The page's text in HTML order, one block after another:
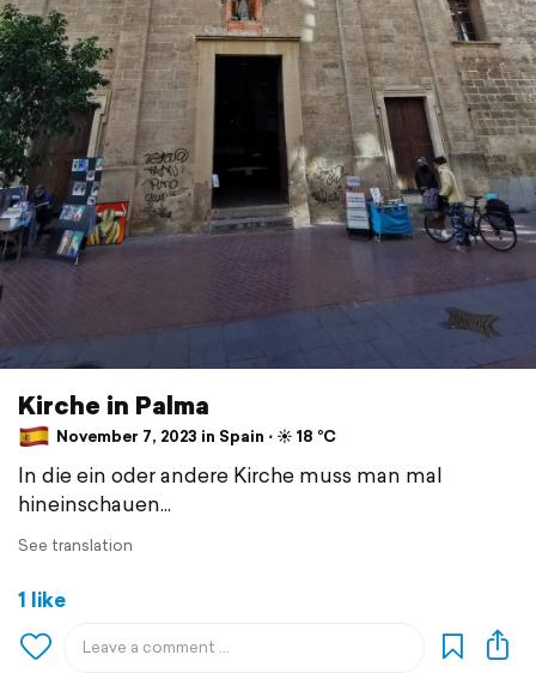
Kirche in Palma
November 7, 2023 in Spain ⋅ ☀️ 18 °C
In die ein oder andere Kirche muss man mal
hineinschauen...
See translation
1 like